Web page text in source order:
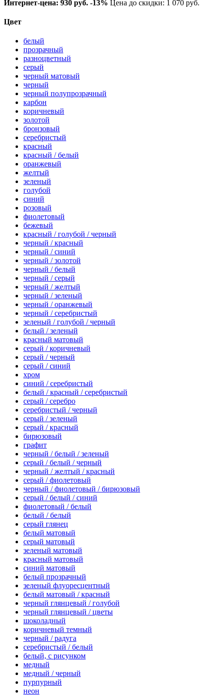
Интернет-цена: 930 руб. -13% Цена до скидки: 1 070 руб.
Цвет
белый
прозрачный
разноцветный
серый
черный матовый
черный
черный полупрозрачный
карбон
коричневый
золотой
бронзовый
серебристый
красный
красный / белый
оранжевый
желтый
зеленый
голубой
синий
розовый
фиолетовый
бежевый
красный / голубой / черный
черный / красный
черный / синий
черный / золотой
черный / белый
черный / серый
черный / желтый
черный / зеленый
черный / оранжевый
черный / серебристый
зеленый / голубой / черный
белый / зеленый
красный матовый
серый / коричневый
серый / черный
серый / синий
хром
синий / серебристый
белый / красный / серебристый
серый / серебро
серебристый / черный
серый / зеленый
серый / красный
бирюзовый
графит
черный / белый / зеленый
серый / белый / черный
черный / желтый / красный
серый / фиолетовый
черный / фиолетовый / бирюзовый
серый / белый / синий
фиолетовый / белый
белый / белый
серый глянец
белый матовый
серый матовый
зеленый матовый
красный матовый
синий матовый
белый прозрачный
зеленый флуоресцентный
белый матовый / красный
черный глянцевый / голубой
черный глянцевый / цветы
шоколадный
коричневый темный
черный / радуга
серебристый / белый
белый, с рисунком
медный
медный / черный
пурпурный
неон